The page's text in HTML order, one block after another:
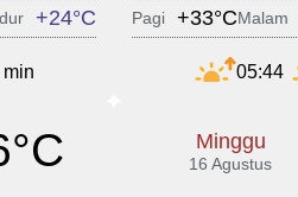
+24°C Pagi +33°CMalam
05:44
Minggu
16 Agustus